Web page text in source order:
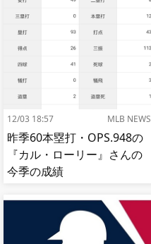
12/03 18:57 MLB NEWS
昨季60本塁打・OPS.948の
『カル・ローリー』さんの
今季の成績